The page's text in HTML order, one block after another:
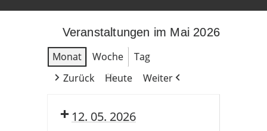
Veranstaltungen im Mai 2026
Monat
Woche
Tag
Zurück
Heute Weiter
12. 05. 2026